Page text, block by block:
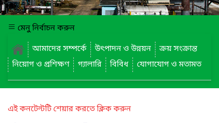
মেনু নির্বাচন করুন
আমাদের সম্পর্কে
উৎপাদন ও উন্নয়ন
ক্রয় সংক্রান্ত
নিয়োগ ও প্রশিক্ষণ
গ্যালারি বিবিধ যোগাযোগ ও মতামত
এই কনটেন্টটি শেয়ার করতে ক্লিক করুন